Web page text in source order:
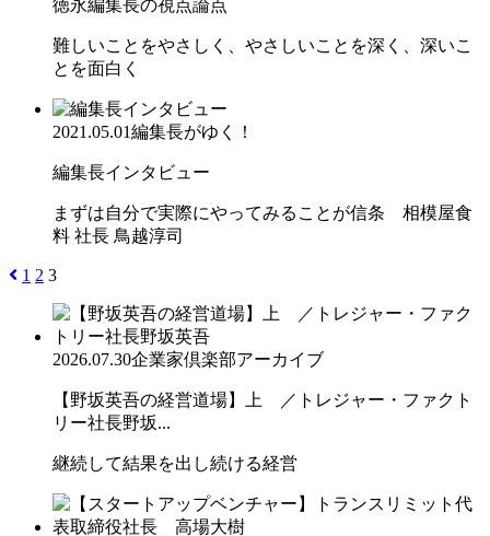
徳永編集長の視点論点
難しいことをやさしく、やさしいことを深く、深いこ
とを面白く
2021.05.01編集長がゆく！
編集長インタビュー
まずは自分で実際にやってみることが信条 相模屋食
料 社長 鳥越淳司
1 2 3
2026.07.30企業家倶楽部アーカイブ
【野坂英吾の経営道場】上 ／トレジャー・ファクト
リー社長野坂...
継続して結果を出し続ける経営